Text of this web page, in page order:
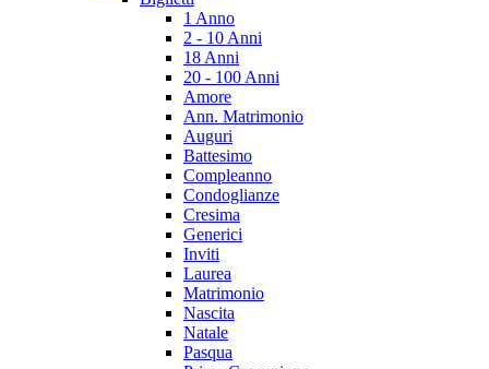
1 Anno
2 - 10 Anni
18 Anni
20 - 100 Anni
Amore
Ann. Matrimonio
Auguri
Battesimo
Compleanno
Condoglianze
Cresima
Generici
Inviti
Laurea
Matrimonio
Nascita
Natale
Pasqua